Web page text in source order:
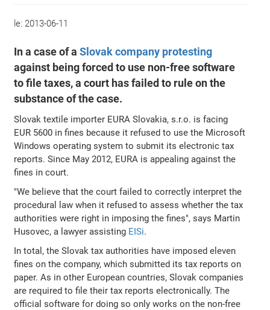
le: 2013-06-11
In a case of aSlovak company protesting
against being forced to use non-free software
to file taxes, a court has failed to rule on the
substance of the case.
Slovak textile importer EURA Slovakia, s.r.o. is facing
EUR 5600 in fines because it refused to use the Microsoft
Windows operating system to submit its electronic tax
reports. Since May 2012, EURA is appealing against the
fines in court.
"We believe that the court failed to correctly interpret the
procedural law when it refused to assess whether the tax
authorities were right in imposing the fines", says Martin
Husovec, a lawyer assisting EISi.
In total, the Slovak tax authorities have imposed eleven
fines on the company, which submitted its tax reports on
paper. As in other European countries, Slovak companies
are required to file their tax reports electronically. The
official software for doing so only works on the non-free